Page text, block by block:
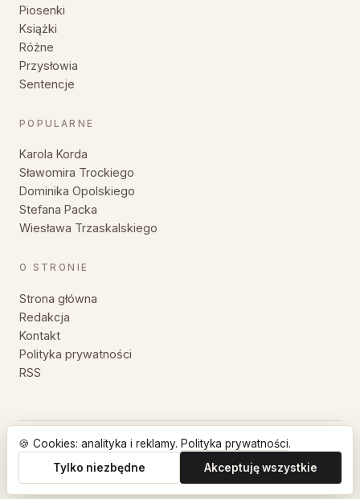
Piosenki
Książki
Różne
Przysłowia
Sentencje
POPULARNE
Karola Korda
Sławomira Trockiego
Dominika Opolskiego
Stefana Packa
Wiesława Trzaskalskiego
O STRONIE
Strona główna
Redakcja
Kontakt
Polityka prywatności
RSS
© 2026 MyśliZłote — Wszystkie prawa zastrzeżone.
Cytaty, sentencje i aforyzmy dla każdego
🍪 Cookies: analityka i reklamy. Polityka prywatności.
Tylko niezbędne
Akceptuję wszystkie